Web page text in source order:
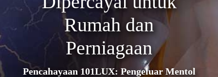
Rumah dan
Perniagaan
Pencahayaan 101LUX: Pengeluar Mentol